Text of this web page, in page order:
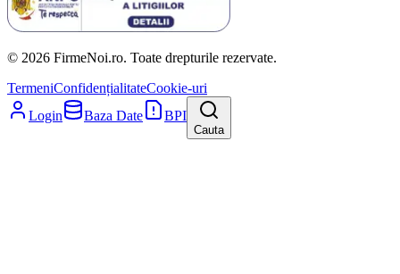
© 2026 FirmeNoi.ro. Toate drepturile rezervate.
TermeniConfidențialitateCookie-uri
Login
Baza Date BPI
Cauta